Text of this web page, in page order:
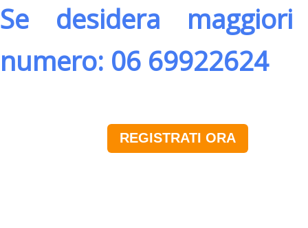
Se desidera
numero: 06 69922624
REGISTRATI ORA